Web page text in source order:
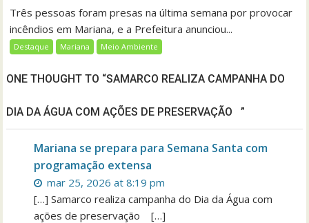
Três pessoas foram presas na última semana por provocar
incêndios em Mariana, e a Prefeitura anunciou...
Destaque Mariana Meio Ambiente
ONE THOUGHT TO “SAMARCO REALIZA CAMPANHA DO
DIA DA ÁGUA COM AÇÕES DE PRESERVAÇÃO ”
Mariana se prepara para Semana Santa com
programação extensa
mar 25, 2026 at 8:19 pm
[…] Samarco realiza campanha do Dia da Água com
ações de preservação […]